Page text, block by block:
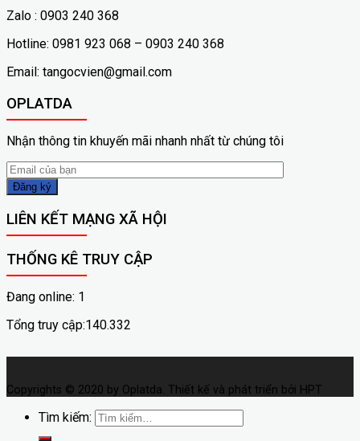
Zalo : 0903 240 368
Hotline: 0981 923 068 – 0903 240 368
Email: tangocvien@gmail.com
OPLATDA
Nhận thông tin khuyến mãi nhanh nhất từ chúng tôi
LIÊN KẾT MẠNG XÃ HỘI
THỐNG KÊ TRUY CẬP
Đang online: 1
Tổng truy cập:140.332
Copyrights © 2020 by Oplatda. Thiết kế và phát triển bởi HPT
Tìm kiếm: